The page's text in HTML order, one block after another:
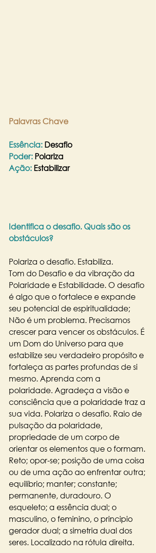
Palavras Chave
Essência: Desafio
​Poder: Polariza
​Ação: Estabilizar
Identifica o desafio. Quais são os
obstáculos?
Polariza o desafio. Estabiliza.
Tom do Desafio e da vibração da
Polaridade e Estabilidade. O desafio
é algo que o fortalece e expande
seu potencial de espiritualidade;
Não é um problema. Precisamos
crescer para vencer os obstáculos. É
um Dom do Universo para que
estabilize seu verdadeiro propósito e
fortaleça as partes profundas de si
mesmo. Aprenda com a
polaridade. Agradeça a visão e
consciência que a polaridade traz a
sua vida. Polariza o desafio. Raio de
pulsação da polaridade,
propriedade de um corpo de
orientar os elementos que o formam.
Reto; opor-se; posição de uma coisa
ou de uma ação ao enfrentar outra;
equilíbrio; manter; constante;
permanente, duradouro. O
esqueleto; a essência dual; o
masculino, o feminino, o principio
gerador dual; a simetria dual dos
seres. Localizado na rótula direita.